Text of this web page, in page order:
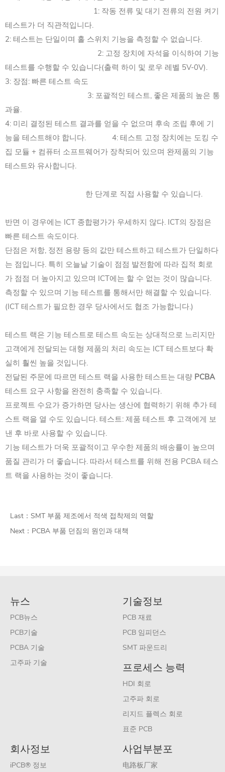
1: 작동 전류 및 대기 전류의 전원 켜기
테스트가 더 직관적입니다.
2: 테스트는 단일이며 홀 스위치 기능을 측정할 수 없습니다.
2: 고정 장치에 자석을 이식하여 기능
테스트를 수행할 수 있습니다(출력 하이 및 로우 레벨 5V-0V).
3: 장점: 빠른 테스트 속도
3: 포괄적인 테스트, 좋은 제품의 높은 통
과율.
4: 미리 결정된 테스트 결과를 얻을 수 없으며 후속 조립 후에 기
능을 테스트해야 합니다. 4: 테스트 고정 장치에는 도킹 수
집 모듈 + 컴퓨터 소프트웨어가 장착되어 있으며 완제품의 기능
테스트와 유사합니다.
한 단계로 직접 사용할 수 있습니다.
반면 이 경우에는 ICT 종합평가가 우세하지 않다. ICT의 장점은
빠른 테스트 속도이다.
단점은 저항, 정전 용량 등의 값만 테스트하고 테스트가 단일하다
는 점입니다. 특히 오늘날 기술이 점점 발전함에 따라 집적 회로
가 점점 더 높아지고 있으며 ICT에는 할 수 없는 것이 많습니다.
측정할 수 있으며 기능 테스트를 통해서만 해결할 수 있습니다.
(ICT 테스트가 필요한 경우 당사에서도 협조 가능합니다.)
테스트 랙은 기능 테스트로 테스트 속도는 상대적으로 느리지만
고객에게 전달되는 대형 제품의 처리 속도는 ICT 테스트보다 확
실히 훨씬 높을 것입니다.
전달된 주문에 따르면 테스트 랙을 사용한 테스트는 대량 PCBA
테스트 요구 사항을 완전히 충족할 수 있습니다.
프로젝트 수요가 증가하면 당사는 생산에 협력하기 위해 추가 테
스트 랙을 열 수도 있습니다. 테스트: 제품 테스트 후 고객에게 보
낸 후 바로 사용할 수 있습니다.
기능 테스트가 더욱 포괄적이고 우수한 제품의 배송률이 높으며
품질 관리가 더 좋습니다. 따라서 테스트를 위해 전용 PCBA 테스
트 랙을 사용하는 것이 좋습니다.
Last： SMT 부품 제조에서 적색 접착제의 역할
Next： PCBA 부품 던짐의 원인과 대책
뉴스
PCB뉴스
PCB기술
PCBA 기술
고주파 기술
기술정보
PCB 재료
PCB 임피던스
SMT 파운드리
프로세스 능력
HDI 회로
고주파 회로
리지드 플렉스 회로
표준 PCB
회사정보
iPCB® 정보
사업부분포
电路板厂家